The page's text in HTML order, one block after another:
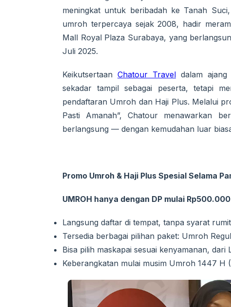
meningkat untuk beribadah ke Tanah
umroh terpercaya sejak 2008, hadir
Mall Royal Plaza Surabaya, yang
Juli 2025.
Keikutsertaan Chatour Travel dalam
sekadar tampil sebagai peserta, tetapi
pendaftaran Umroh dan Haji Plus. Melalui
Pasti Amanah”, Chatour menawarkan
berlangsung — dengan kemudahan luar
Promo Umroh & Haji Plus Spesial Selama
UMROH hanya dengan DP mulai
Langsung daftar di tempat, tanpa syarat rumit
Tersedia berbagai pilihan paket: Umroh
Bisa pilih maskapai sesuai kenyamanan,
Keberangkatan mulai musim Umroh 1447 H